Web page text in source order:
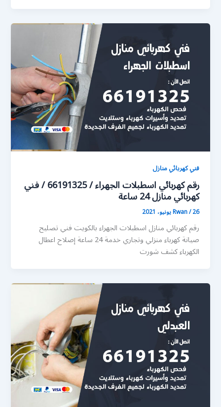
فني كهربائي منازل
رقم كهربائي اسطبلات الجهراء / 66191325 / فني
كهربائي منازل 24 ساعة
Rwan/26 يونيو، 2021
رقم كهربائي منازل اسطبلات الجهراء بالكويت فني تصليح
صيانة كهرباء منزلي وتجاري خدمة 24 ساعة إصلاح اعطال
الكهرباء كشف شورت